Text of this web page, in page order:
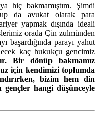
hiç bakmamıştım. Şimdi
da avukat olarak para
yapmak dışında ideali
orada Çin zulmünden
başardığında parayı yahut
kaç hukukçu gencimiz
Bir dönüp bakmamız
için kendimizi toplumda
bizim hem din
gençler hangi düşünceyle